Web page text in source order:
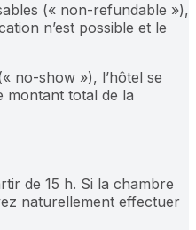
(« non-refundable »),
n’est possible et le
no-show »), l’hôtel se
montant total de la
de 15 h. Si la chambre
naturellement effectuer